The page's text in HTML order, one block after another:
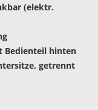
(elektr.
Bedienteil hinten
getrennt